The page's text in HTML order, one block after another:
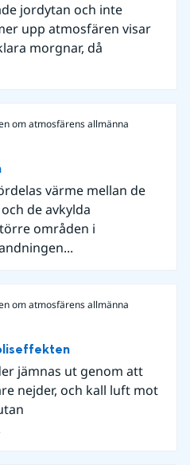
jordytan och inte
upp atmosfären visar
morgnar, då
om atmosfärens allmänna
värme mellan de
de avkylda
områden i
om atmosfärens allmänna
jämnas ut genom att
nejder, och kall luft mot